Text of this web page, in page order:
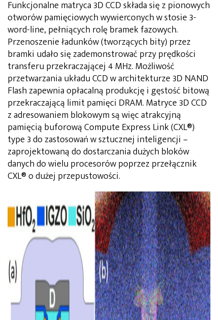
Funkcjonalne matryca 3D CCD składa się z pionowych
otworów pamięciowych wywierconych w stosie 3-
word-line, pełniących rolę bramek fazowych.
Przenoszenie ładunków (tworzących bity) przez
bramki udało się zademonstrować przy prędkości
transferu przekraczającej 4 MHz. Możliwość
przetwarzania układu CCD w architekturze 3D NAND
Flash zapewnia opłacalną produkcję i gęstość bitową
przekraczającą limit pamięci DRAM. Matryce 3D CCD
z adresowaniem blokowym są więc atrakcyjną
pamięcią buforową Compute Express Link (CXL®)
type 3 do zastosowań w sztucznej inteligencji –
zaprojektowaną do dostarczania dużych bloków
danych do wielu procesorów poprzez przełącznik
CXL® o dużej przepustowości.